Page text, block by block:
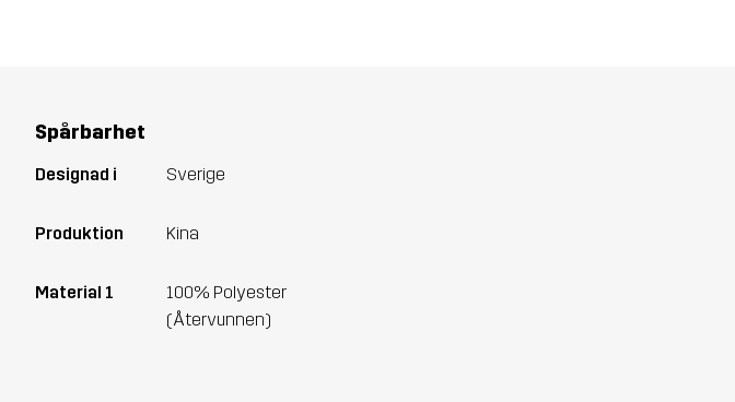
Spårbarhet
Designad i Sverige
Produktion Kina
Material 1
100% Polyester
(Återvunnen)